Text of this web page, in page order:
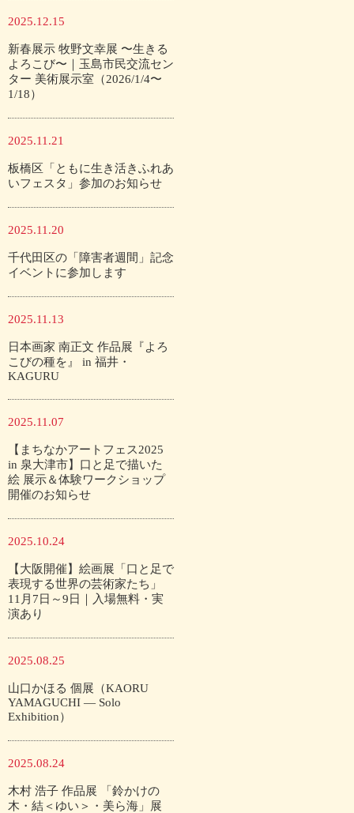
2025.12.15
新春展示 牧野文幸展 〜生きる
よろこび〜｜玉島市民交流セン
ター 美術展示室（2026/1/4〜
1/18）
2025.11.21
板橋区「ともに生き活きふれあ
いフェスタ」参加のお知らせ
2025.11.20
千代田区の「障害者週間」記念
イベントに参加します
2025.11.13
日本画家 南正文 作品展『よろ
こびの種を』 in 福井・
KAGURU
2025.11.07
【まちなかアートフェス2025
in 泉大津市】口と足で描いた
絵 展示＆体験ワークショップ
開催のお知らせ
2025.10.24
【大阪開催】絵画展「口と足で
表現する世界の芸術家たち」
11月7日～9日｜入場無料・実
演あり
2025.08.25
山口かほる 個展（KAORU
YAMAGUCHI — Solo
Exhibition）
2025.08.24
木村 浩子 作品展 「鈴かけの
木・結＜ゆい＞・美ら海」展